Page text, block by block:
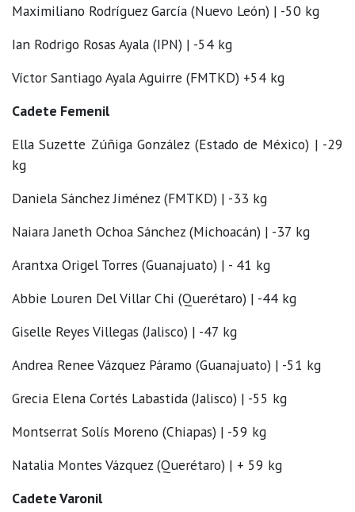
Maximiliano Rodríguez García (Nuevo León) | -50 kg
Ian Rodrigo Rosas Ayala (IPN) | -54 kg
Víctor Santiago Ayala Aguirre (FMTKD) +54 kg
Cadete Femenil
Ella Suzette Zúñiga González (Estado de México) | -29
kg
Daniela Sánchez Jiménez (FMTKD) | -33 kg
Naiara Janeth Ochoa Sánchez (Michoacán) | -37 kg
Arantxa Origel Torres (Guanajuato) | - 41 kg
Abbie Louren Del Villar Chi (Querétaro) | -44 kg
Giselle Reyes Villegas (Jalisco) | -47 kg
Andrea Renee Vázquez Páramo (Guanajuato) | -51 kg
Grecia Elena Cortés Labastida (Jalisco) | -55 kg
Montserrat Solís Moreno (Chiapas) | -59 kg
Natalia Montes Vázquez (Querétaro) | + 59 kg
Cadete Varonil